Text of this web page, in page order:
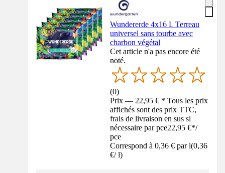
Wundererde 4x16 L Terreau
universel sans tourbe avec
charbon végétal
Cet article n'a pas encore été
noté.
(0)
Prix — 22,95 € * Tous les prix
affichés sont des prix TTC,
frais de livraison en sus si
nécessaire par pce22,95 €*/
pce
Correspond à 0,36 € par l(0,36
€/ l)